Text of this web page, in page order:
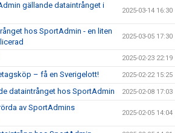
gällande dataintrånget i
2025-03-14 16:30
hos SportAdmin - en liten
2025-03-05 17:30
2025-02-23 22:19
– få en Sverigelott! 2025-02-22 15:25
dataintrånget hos SportAdmin 2025-02-08 17:03
av SportAdmins
2025-02-05 14:04